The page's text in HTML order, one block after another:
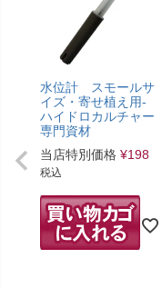
水位計 スモールサ
イズ・寄せ植え用-
ハイドロカルチャー
専門資材
当店特別価格 ¥198
税込